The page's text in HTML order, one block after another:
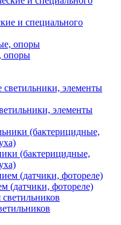
и специального
опоры
элементы
(бактерицидные,
(датчики, фотореле)